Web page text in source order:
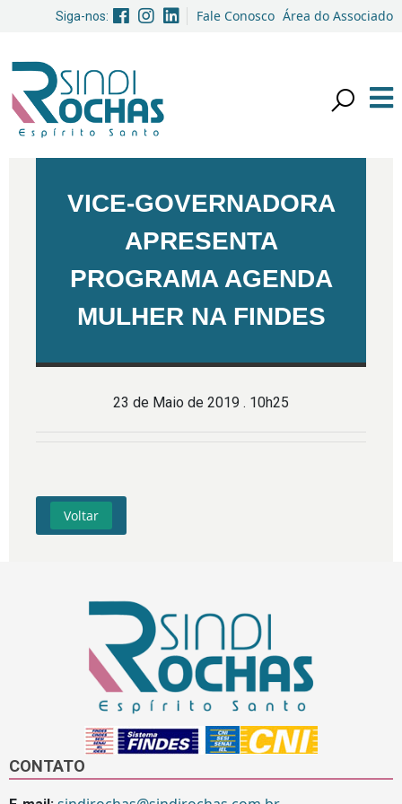
Siga-nos: Fale Conosco Área do Associado
VICE-GOVERNADORA
APRESENTA
PROGRAMA AGENDA
MULHER NA FINDES
23 de Maio de 2019 . 10h25
Voltar
CONTATO